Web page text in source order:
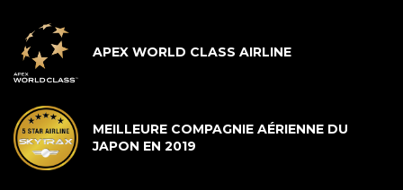
APEX WORLD CLASS AIRLINE
MEILLEURE COMPAGNIE AÉRIENNE DU
JAPON EN 2019